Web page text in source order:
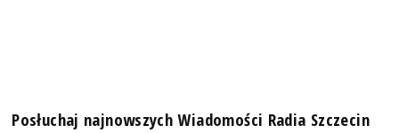
Posłuchaj najnowszych Wiadomości Radia Szczecin